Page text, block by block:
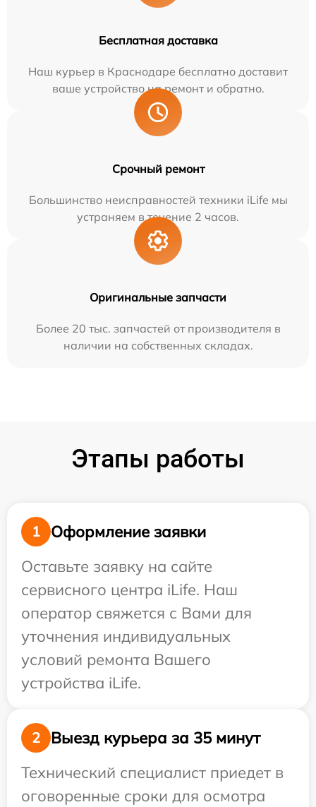
Бесплатная доставка
Наш курьер в Краснодаре бесплатно доставит
ваше устройство на ремонт и обратно.
Срочный ремонт
Большинство неисправностей техники iLife мы
устраняем в течение 2 часов.
Оригинальные запчасти
Более 20 тыс. запчастей от производителя в
наличии на собственных складах.
Этапы работы
1
Оформление заявки
Оставьте заявку на сайте
сервисного центра iLife. Наш
оператор свяжется с Вами для
уточнения индивидуальных
условий ремонта Вашего
устройства iLife.
2
Выезд курьера за 35 минут
Технический специалист приедет в
оговоренные сроки для осмотра